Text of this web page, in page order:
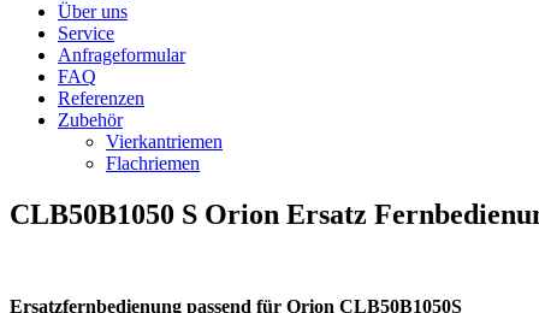
Über uns
Service
Anfrageformular
FAQ
Referenzen
Zubehör
Vierkantriemen
Flachriemen
CLB50B1050 S Orion Ersatz
Ersatzfernbedienung passend für Orion CLB50B1050S